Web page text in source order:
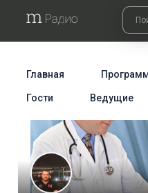
Главная
Гости Ведущие